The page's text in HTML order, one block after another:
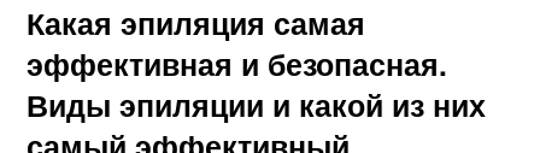
Какая эпиляция самая
эффективная и безопасная.
Виды эпиляции и какой из них